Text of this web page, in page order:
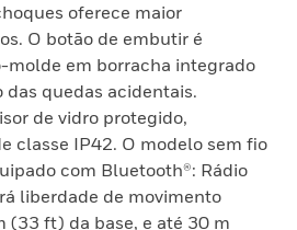
oferece maior
O botão de embutir é
molde em borracha integrado
quedas acidentais.
de vidro protegido,
classe IP42. O modelo sem fio
com Bluetooth®: Rádio
liberdade de movimento
(33 ft) da base, e até 30 m